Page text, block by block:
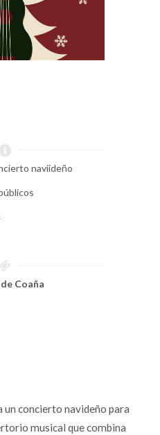
naviideño
Coaña
un concierto navideño para
musical que combina